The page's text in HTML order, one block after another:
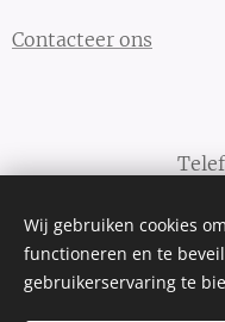
Contacteer ons
Wij gebruiken cookies
functioneren en te
gebruikerservaring te